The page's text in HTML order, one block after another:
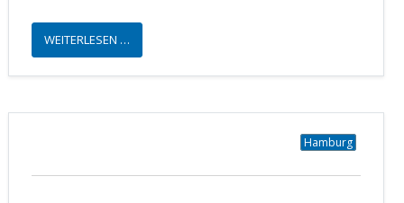
WEITERLESEN …
Hamburg